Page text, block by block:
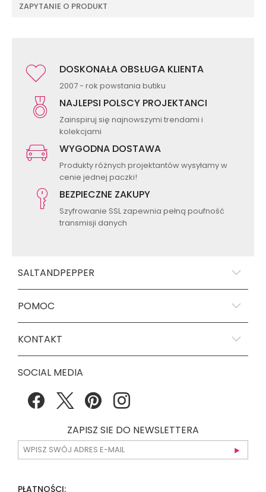
ZAPYTANIE O PRODUKT
DOSKONAŁA OBSŁUGA KLIENTA
2007 - rok powstania butiku
NAJLEPSI POLSCY PROJEKTANCI
Zainspiruj się najnowszymi trendami i
kolekcjami
WYGODNA DOSTAWA
Produkty różnych projektantów wysyłamy w
cenie jednej paczki!
BEZPIECZNE ZAKUPY
Szyfrowanie SSL zapewnia pełną poufność
transmisji danych
SALTANDPEPPER
POMOC
KONTAKT
SOCIAL MEDIA
ZAPISZ SIE DO NEWSLETTERA
PŁATNOŚCI: